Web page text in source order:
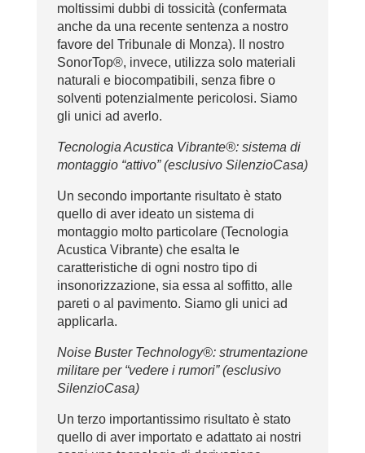
moltissimi dubbi di tossicità (confermata
anche da una recente sentenza a nostro
favore del Tribunale di Monza). Il nostro
SonorTop®, invece, utilizza solo materiali
naturali e biocompatibili, senza fibre o
solventi potenzialmente pericolosi. Siamo
gli unici ad averlo.
Tecnologia Acustica Vibrante®: sistema di
montaggio “attivo” (esclusivo SilenzioCasa)
Un secondo importante risultato è stato
quello di aver ideato un sistema di
montaggio molto particolare (Tecnologia
Acustica Vibrante) che esalta le
caratteristiche di ogni nostro tipo di
insonorizzazione, sia essa al soffitto, alle
pareti o al pavimento. Siamo gli unici ad
applicarla.
Noise Buster Technology®: strumentazione
militare per “vedere i rumori” (esclusivo
SilenzioCasa)
Un terzo importantissimo risultato è stato
quello di aver importato e adattato ai nostri